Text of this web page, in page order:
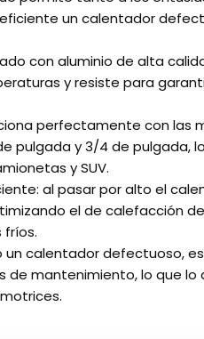
un calentador
con aluminio de alta
y resiste para
perfectamente con las
pulgada y 3/4 de pulgada,
y SUV.
al pasar por alto el
el de calefacción
fríos.
un calentador defectuoso,
mantenimiento, lo que lo